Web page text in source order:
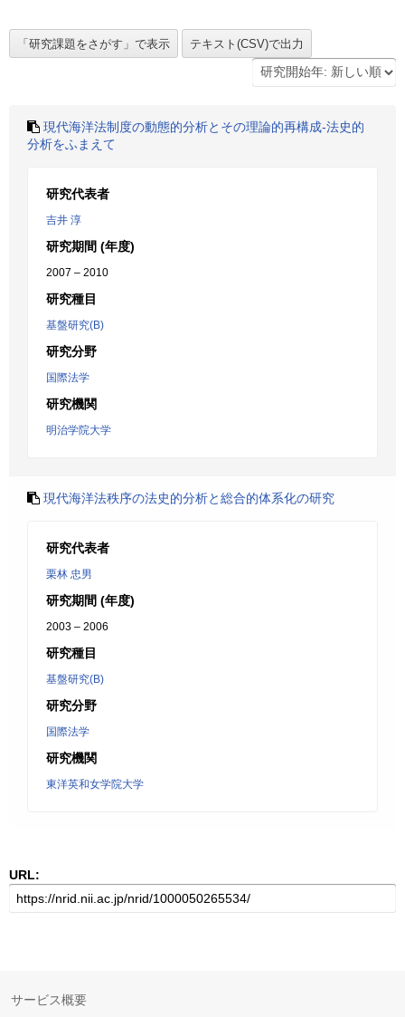
現代海洋法制度の動態的分析とその理論的再構成-法史的
分析をふまえて
研究代表者
吉井 淳
研究期間 (年度)
2007 – 2010
研究種目
基盤研究(B)
研究分野
国際法学
研究機関
明治学院大学
現代海洋法秩序の法史的分析と総合的体系化の研究
研究代表者
栗林 忠男
研究期間 (年度)
2003 – 2006
研究種目
基盤研究(B)
研究分野
国際法学
研究機関
東洋英和女学院大学
URL:
サービス概要